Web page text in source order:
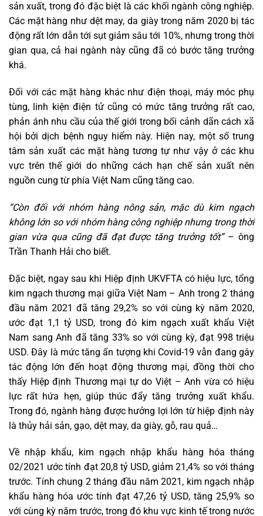
sản xuất, trong đó đặc biệt là các khối ngành công nghiệp.
Các mặt hàng như dệt may, da giày trong năm 2020 bị tác
động rất lớn dẫn tới sụt giảm sâu tới 10%, nhưng trong thời
gian qua, cả hai ngành này cũng đã có bước tăng trưởng
khá.
Đối với các mặt hàng khác như điện thoại, máy móc phụ
tùng, linh kiện điện tử cũng có mức tăng trưởng rất cao,
phản ánh nhu cầu của thế giới trong bối cảnh dãn cách xã
hội bởi dịch bệnh nguy hiểm này. Hiện nay, một số trung
tâm sản xuất các mặt hàng tương tự như vậy ở các khu
vực trên thế giới do những cách hạn chế sản xuất nên
nguồn cung từ phía Việt Nam cũng tăng cao.
“Còn đối với nhóm hàng nông sản, mặc dù kim ngạch
không lớn so với nhóm hàng công nghiệp nhưng trong thời
gian vừa qua cũng đã đạt được tăng trưởng tốt” – ông
Trần Thanh Hải cho biết.
Đặc biệt, ngay sau khi Hiệp định UKVFTA có hiệu lực, tổng
kim ngạch thương mại giữa Việt Nam – Anh trong 2 tháng
đầu năm 2021 đã tăng 29,2% so với cùng kỳ năm 2020,
ước đạt 1,1 tỷ USD, trong đó kim ngạch xuất khẩu Việt
Nam sang Anh đã tăng 33% so với cùng kỳ, đạt 998 triệu
USD. Đây là mức tăng ấn tượng khi Covid-19 vẫn đang gây
tác động lớn đến hoạt động thương mại, đồng thời cho
thấy Hiệp định Thương mại tự do Việt – Anh vừa có hiệu
lực rất hứa hẹn, giúp thúc đẩy tăng trưởng xuất khẩu.
Trong đó, ngành hàng được hưởng lợi lớn từ hiệp định này
là thủy hải sản, gạo, dệt may, da giày, gỗ, rau quả…
Về nhập khẩu, kim ngạch nhập khẩu hàng hóa tháng
02/2021 ước tính đạt 20,8 tỷ USD, giảm 21,4% so với tháng
trước. Tính chung 2 tháng đầu năm 2021, kim ngạch nhập
khẩu hàng hóa ước tính đạt 47,26 tỷ USD, tăng 25,9% so
với cùng kỳ năm trước, trong đó khu vực kinh tế trong nước